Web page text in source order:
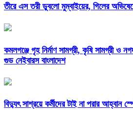
তীরে এস তরী ডুবলো মুম্বাইয়ের, গিলের
কমলগঞ্জে গৃহ নির্মাণ সামগ্রী, কৃষি সামগ্রী ও
গুড নেইবারস বাংলাদেশ
বিদ্যুৎ সাশ্রয়ে কর্মীদের টাই না পরার আহ্বান